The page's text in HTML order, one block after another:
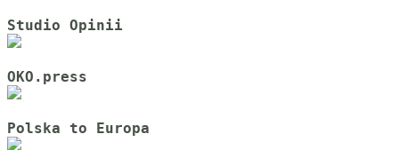
Studio Opinii
OKO.press
Polska to Europa